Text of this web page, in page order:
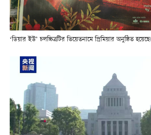
‘ডিয়ার ইউ’ চলচ্চিত্রটির ভিয়েতনামে প্রিমিয়ার অনুষ্ঠিত হয়েছে